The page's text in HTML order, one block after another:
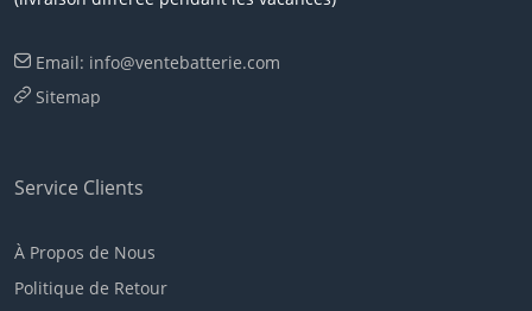
Email: info@ventebatterie.com
Sitemap
Service Clients
À Propos de Nous
Politique de Retour